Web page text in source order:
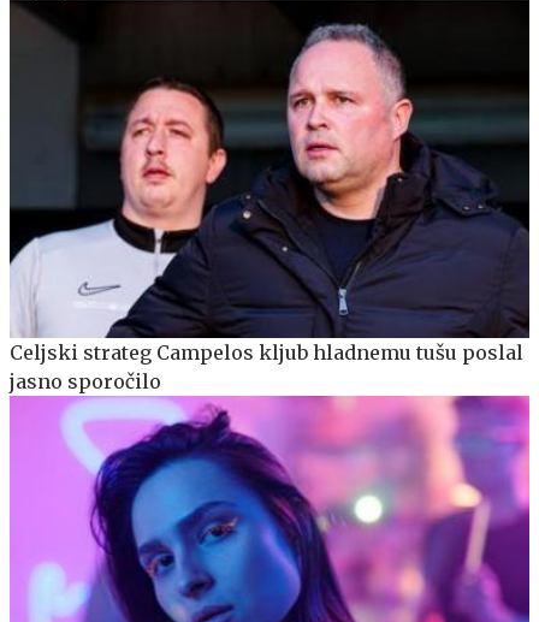
Celjski strateg Campelos kljub hladnemu tušu poslal
jasno sporočilo